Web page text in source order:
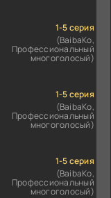
1-5 серия
(BaibaKo,
Профессиональный
многоголосый)
1-5 серия
(BaibaKo,
Профессиональный
многоголосый)
1-5 серия
(BaibaKo,
Профессиональный
многоголосый)